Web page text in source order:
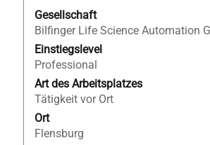
Gesellschaft
Bilfinger Life Science Automation
Einstiegslevel
Professional
Art des Arbeitsplatzes
Tätigkeit vor Ort
Ort
Flensburg
die
Leertaste,
um
die
Stelleninformationen
vollständig
anzuzeigen.